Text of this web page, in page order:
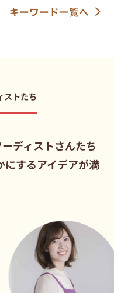
キーワード一覧へ
ストたち
ディストさんたち
にするアイデアが満